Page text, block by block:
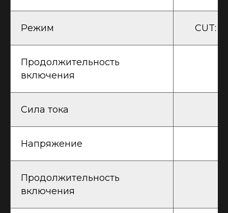
Режим CUT:
Продолжительность
включения
Сила тока
Напряжение
Продолжительность
включения